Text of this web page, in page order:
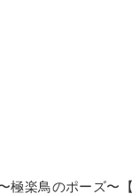
極楽鳥のポーズ〜